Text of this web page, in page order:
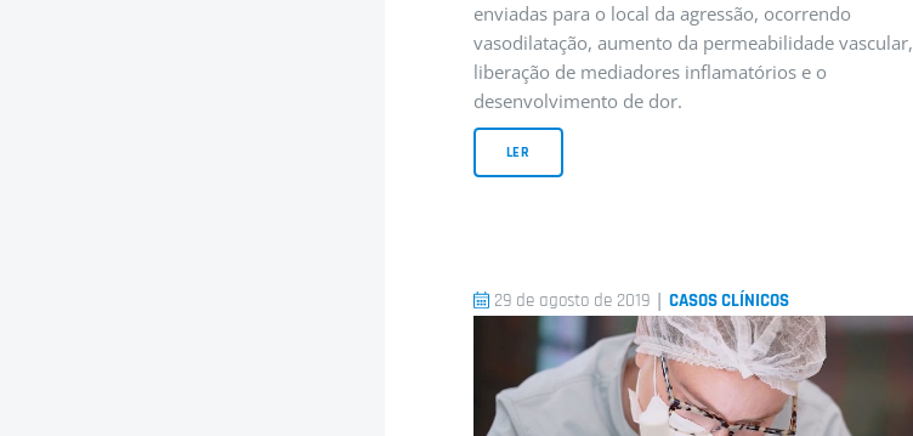
enviadas para o local da agressão, ocorrendo
vasodilatação, aumento da permeabilidade vascular,
liberação de mediadores inflamatórios e o
desenvolvimento de dor.
LER
29 de agosto de 2019| CASOS CLÍNICOS